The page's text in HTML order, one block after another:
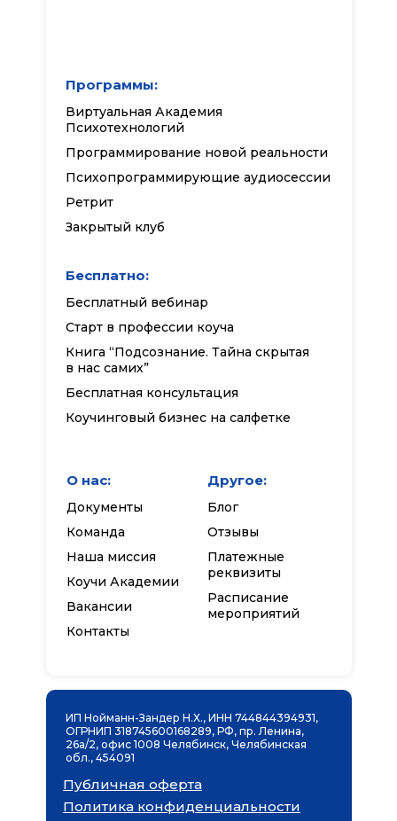
ИП Нойманн-Зандер Н.Х., ИНН 744844394931,
ОГРНИП 318745600168289, РФ, пр. Ленина,
26а/2, офис 1008 Челябинск, Челябинская
обл., 454091
Публичная оферта
Политика конфиденциальности
Бесплатный вебинар
Книга “Подсознание. Тайна скрытая
в нас самих”
Старт в профессии коуча
Бесплатно:
Бесплатная консультация
Коучинговый бизнес на салфетке
Блог
Отзывы
Другое:
Платежные
реквизиты
Расписание
мероприятий
Программы:
Виртуальная Академия
Психотехнологий
Программирование новой реальности
Психопрограммирующие аудиосессии
Закрытый клуб
Ретрит
Команда
Документы
О нас:
Наша миссия
Коучи Академии
Вакансии
Контакты